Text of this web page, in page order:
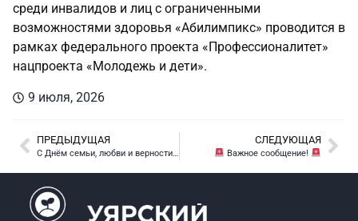
среди инвалидов и лиц с ограниченными
возможностями здоровья «Абилимпикс» проводится в
рамках федерального проекта «Профессионалитет»
нацпроекта «Молодежь и дети».
9 июля, 2026
ПРЕДЫДУЩАЯ
C Днём семьи, любви и верности!
СЛЕДУЮЩАЯ
Важное сообщение!